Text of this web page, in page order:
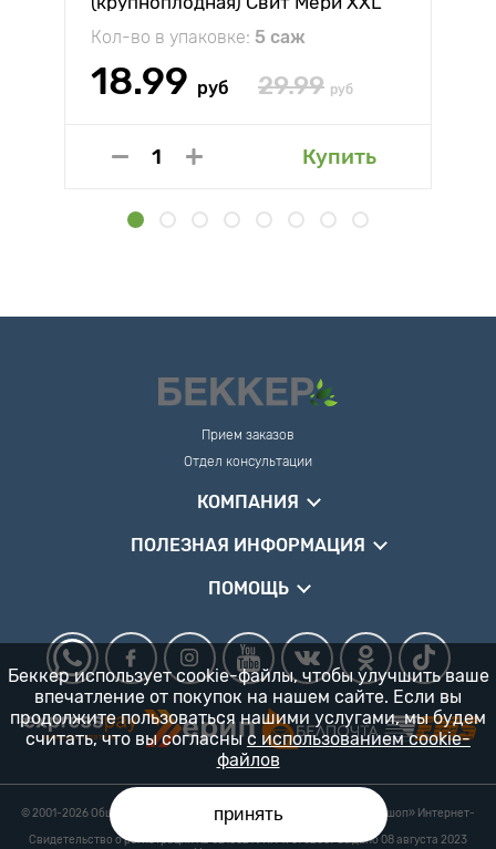
Кол-во в упаковке: 5 саж
18.99 руб 29.99 руб
Купить
Прием заказов
Отдел консультации
КОМПАНИЯ
ПОЛЕЗНАЯ ИНФОРМАЦИЯ
ПОМОЩЬ
© 2001-2026 Общество с ограниченной ответственностью «Гарденшоп» Интернет-
магазин «БЕККЕР™» 24/7
Свидетельство о регистрации № 0218821 УНП 193702687 выдано 08 августа 2023
Беккер использует cookie-файлы, чтобы улучшить ваше
впечатление от покупок на нашем сайте. Если вы
продолжите пользоваться нашими услугами, мы будем
считать, что вы согласны с использованием cookie-
файлов
принять